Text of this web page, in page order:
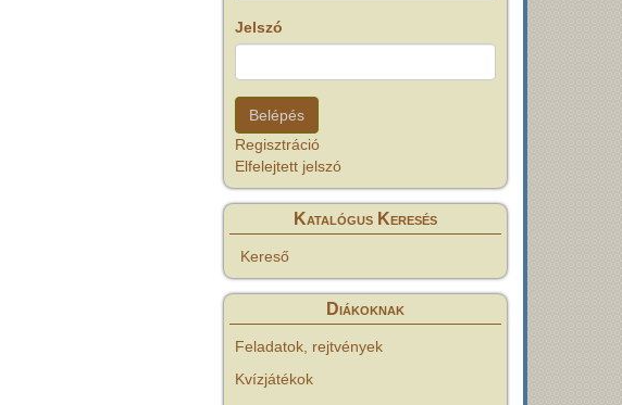
Jelszó
Regisztráció
Elfelejtett jelszó
Katalógus Keresés
Kereső
Diákoknak
Feladatok, rejtvények
Kvízjátékok